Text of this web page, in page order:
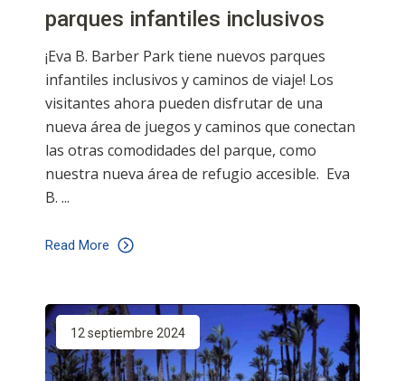
parques infantiles inclusivos
¡Eva B. Barber Park tiene nuevos parques
infantiles inclusivos y caminos de viaje! Los
visitantes ahora pueden disfrutar de una
nueva área de juegos y caminos que conectan
las otras comodidades del parque, como
nuestra nueva área de refugio accesible. Eva
B.
Read More
12 septiembre 2024